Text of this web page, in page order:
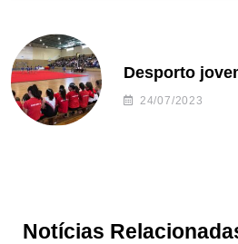
Desporto
24/07/2023
Notícias